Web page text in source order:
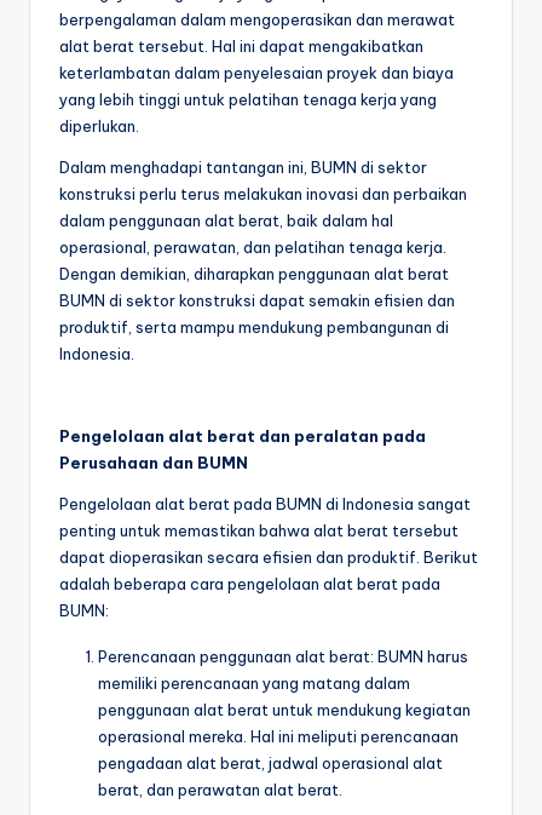
berpengalaman dalam mengoperasikan dan merawat
alat berat tersebut. Hal ini dapat mengakibatkan
keterlambatan dalam penyelesaian proyek dan biaya
yang lebih tinggi untuk pelatihan tenaga kerja yang
diperlukan.
Dalam menghadapi tantangan ini, BUMN di sektor
konstruksi perlu terus melakukan inovasi dan perbaikan
dalam penggunaan alat berat, baik dalam hal
operasional, perawatan, dan pelatihan tenaga kerja.
Dengan demikian, diharapkan penggunaan alat berat
BUMN di sektor konstruksi dapat semakin efisien dan
produktif, serta mampu mendukung pembangunan di
Indonesia.
Pengelolaan alat berat dan peralatan pada
Perusahaan dan BUMN
Pengelolaan alat berat pada BUMN di Indonesia sangat
penting untuk memastikan bahwa alat berat tersebut
dapat dioperasikan secara efisien dan produktif. Berikut
adalah beberapa cara pengelolaan alat berat pada
BUMN:
Perencanaan penggunaan alat berat: BUMN harus
memiliki perencanaan yang matang dalam
penggunaan alat berat untuk mendukung kegiatan
operasional mereka. Hal ini meliputi perencanaan
pengadaan alat berat, jadwal operasional alat
berat, dan perawatan alat berat.